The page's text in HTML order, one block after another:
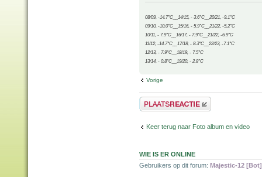
08/09, -14.7°C__14/15, - 3.6°C__20/21, -9.1°C
09/10, -10.0°C__15/16, - 5.9°C__21/22, -5.2°C
10/11, - 7.9°C__16/17, - 7.9°C__21/22, -6.9°C
11/12, -14.7°C__17/18, - 8.3°C__22/23, -7.1°C
12/13, - 7.9°C__18/19, - 7.5°C
13/14, - 0.8°C__19/20, - 2.8°C
Vorige
Plaats een reactie
Keer terug naar Foto album en video
WIE IS ER ONLINE
Gebruikers op dit forum: Majestic-12 [Bot]